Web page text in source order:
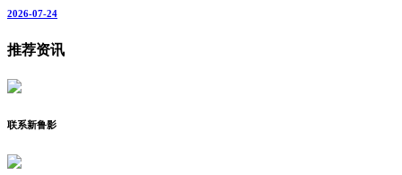
2026-07-24
推荐资讯
联系新鲁影